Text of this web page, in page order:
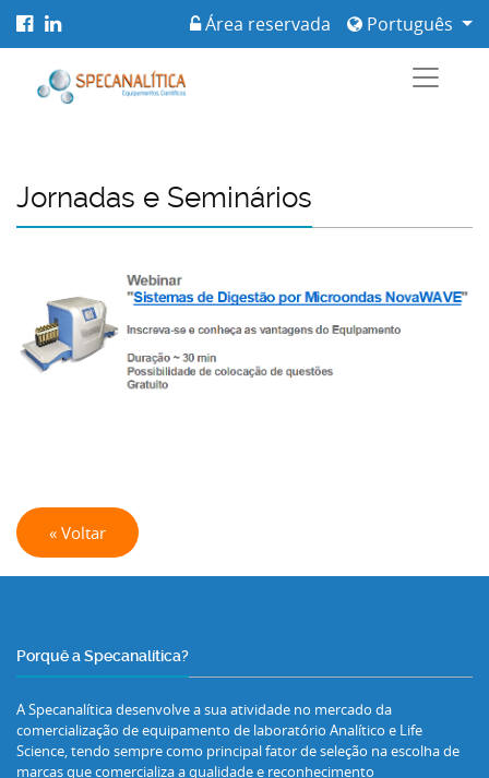
Português
Área reservada
Jornadas e Seminários
« Voltar
Porquê a Specanalítica?
A Specanalítica desenvolve a sua atividade no mercado da
comercialização de equipamento de laboratório Analítico e Life
Science, tendo sempre como principal fator de seleção na escolha de
marcas que comercializa a qualidade e reconhecimento